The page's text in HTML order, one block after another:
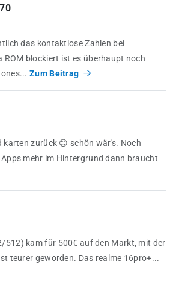
das kontaktlose Zahlen bei
ROM blockiert ist es überhaupt noch
Zum Beitrag
karten zurück 😊 schön wär's. Noch
mehr im Hintergrund dann braucht
512) kam für 500€ auf den Markt, mit der
teurer geworden. Das realme 16pro+...